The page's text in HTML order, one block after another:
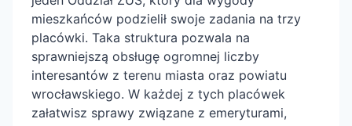
mieszkańców podzielił swoje zadania na trzy
placówki. Taka struktura pozwala na
sprawniejszą obsługę ogromnej liczby
interesantów z terenu miasta oraz powiatu
wrocławskiego. W każdej z tych placówek
załatwisz sprawy związane z emeryturami,